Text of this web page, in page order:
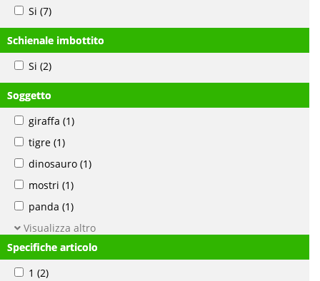
Si (7)
Schienale imbottito
Si (2)
Soggetto
giraffa (1)
tigre (1)
dinosauro (1)
mostri (1)
panda (1)
Visualizza altro
Specifiche articolo
1 (2)